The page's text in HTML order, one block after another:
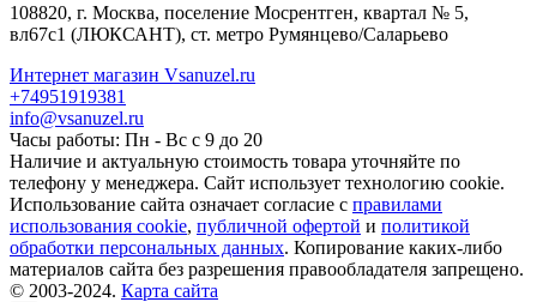
108820, г. Москва, поселение Мосрентген, квартал № 5,
вл67с1 (ЛЮКСАНТ), ст. метро Румянцево/Саларьево
Интернет магазин Vsanuzel.ru
+74951919381
info@vsanuzel.ru
Часы работы: Пн - Вс с 9 до 20
Наличие и актуальную стоимость товара уточняйте по
телефону у менеджера. Сайт использует технологию cookie.
Использование сайта означает согласие с правилами
использования cookie, публичной офертой и политикой
обработки персональных данных. Копирование каких-либо
материалов сайта без разрешения правообладателя запрещено.
© 2003-2024. Карта сайта